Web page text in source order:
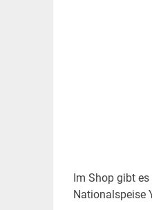
Im Shop gibt
Nationalspeise